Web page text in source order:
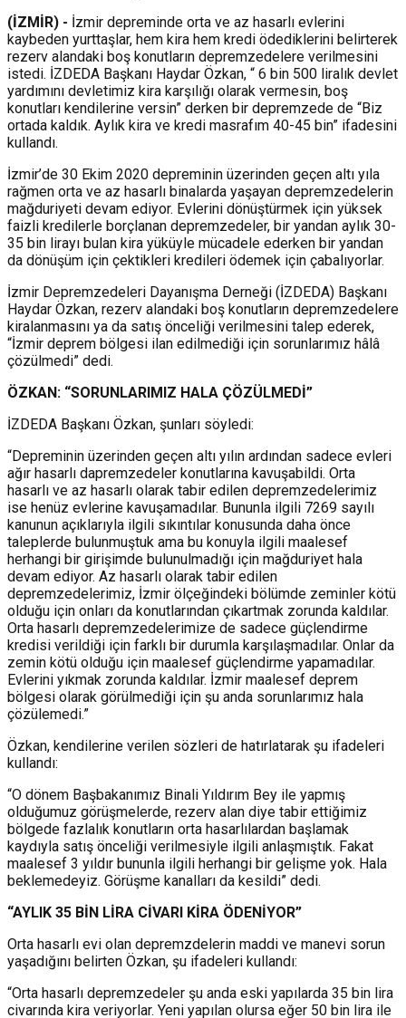
(İZMİR) - İzmir depreminde orta ve az hasarlı evlerini
kaybeden yurttaşlar, hem kira hem kredi ödediklerini belirterek
rezerv alandaki boş konutların depremzedelere verilmesini
istedi. İZDEDA Başkanı Haydar Özkan, “ 6 bin 500 liralık devlet
yardımını devletimiz kira karşılığı olarak vermesin, boş
konutları kendilerine versin” derken bir depremzede de “Biz
ortada kaldık. Aylık kira ve kredi masrafım 40-45 bin” ifadesini
kullandı.
İzmir’de 30 Ekim 2020 depreminin üzerinden geçen altı yıla
rağmen orta ve az hasarlı binalarda yaşayan depremzedelerin
mağduriyeti devam ediyor. Evlerini dönüştürmek için yüksek
faizli kredilerle borçlanan depremzedeler, bir yandan aylık 30-
35 bin lirayı bulan kira yüküyle mücadele ederken bir yandan
da dönüşüm için çektikleri kredileri ödemek için çabalıyorlar.
İzmir Depremzedeleri Dayanışma Derneği (İZDEDA) Başkanı
Haydar Özkan, rezerv alandaki boş konutların depremzedelere
kiralanmasını ya da satış önceliği verilmesini talep ederek,
“İzmir deprem bölgesi ilan edilmediği için sorunlarımız hâlâ
çözülmedi” dedi.
ÖZKAN: “SORUNLARIMIZ HALA ÇÖZÜLMEDİ”
İZDEDA Başkanı Özkan, şunları söyledi:
“Depreminin üzerinden geçen altı yılın ardından sadece evleri
ağır hasarlı dapremzedeler konutlarına kavuşabildi. Orta
hasarlı ve az hasarlı olarak tabir edilen depremzedelerimiz
ise henüz evlerine kavuşamadılar. Bununla ilgili 7269 sayılı
kanunun açıklarıyla ilgili sıkıntılar konusunda daha önce
taleplerde bulunmuştuk ama bu konuyla ilgili maalesef
herhangi bir girişimde bulunulmadığı için mağduriyet hala
devam ediyor. Az hasarlı olarak tabir edilen
depremzedelerimiz, İzmir ölçeğindeki bölümde zeminler kötü
olduğu için onları da konutlarından çıkartmak zorunda kaldılar.
Orta hasarlı depremzedelerimize de sadece güçlendirme
kredisi verildiği için farklı bir durumla karşılaşmadılar. Onlar da
zemin kötü olduğu için maalesef güçlendirme yapamadılar.
Evlerini yıkmak zorunda kaldılar. İzmir maalesef deprem
bölgesi olarak görülmediği için şu anda sorunlarımız hala
çözülemedi.”
Özkan, kendilerine verilen sözleri de hatırlatarak şu ifadeleri
kullandı:
“O dönem Başbakanımız Binali Yıldırım Bey ile yapmış
olduğumuz görüşmelerde, rezerv alan diye tabir ettiğimiz
bölgede fazlalık konutların orta hasarlılardan başlamak
kaydıyla satış önceliği verilmesiyle ilgili anlaşmıştık. Fakat
maalesef 3 yıldır bununla ilgili herhangi bir gelişme yok. Hala
beklemedeyiz. Görüşme kanalları da kesildi” dedi.
“AYLIK 35 BİN LİRA CİVARI KİRA ÖDENİYOR”
Orta hasarlı evi olan depremzdelerin maddi ve manevi sorun
yaşadığını belirten Özkan, şu ifadeleri kullandı:
“Orta hasarlı depremzedeler şu anda eski yapılarda 35 bin lira
civarında kira veriyorlar. Yeni yapılan olursa eğer 50 bin lira ile